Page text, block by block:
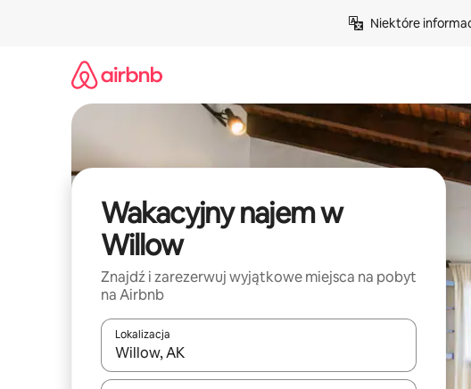
Niektóre
Wakacyjny najem w
Willow
Znajdź i zarezerwuj wyjątkowe miejsca na pobyt
na Airbnb
Lokalizacja
Gdy wyniki będą dostępne, możesz poruszać się po nich za